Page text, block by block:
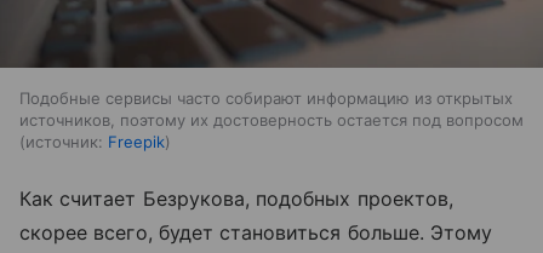
Подобные сервисы часто собирают информацию из открытых
источников, поэтому их достоверность остается под вопросом
источник: Freepik
Как считает Безрукова, подобных проектов,
скорее всего, будет становиться больше. Этому